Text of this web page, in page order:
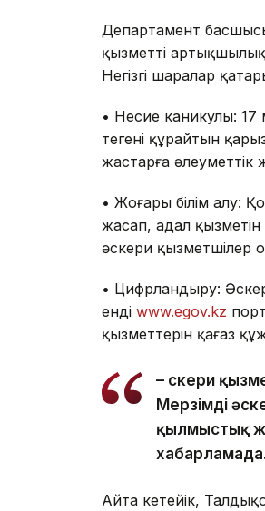
Департамент
қызметтің
Негізгі шаралар
• Несие каникулы:
теңгені құрайтын
жастарға әлеуметтік
• Жоғары білім алу:
жасап, адал қызметін
әскери қызметшілер
• Цифрландыру:
енді www.egov.kz
қызметтерін қағаз
– Әскери
Мерзімді
қылмыстық
Айта кетейік,